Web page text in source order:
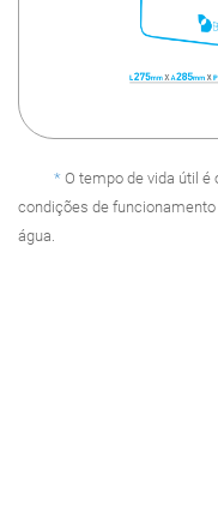
* O tempo de vida útil é
condições de
água.